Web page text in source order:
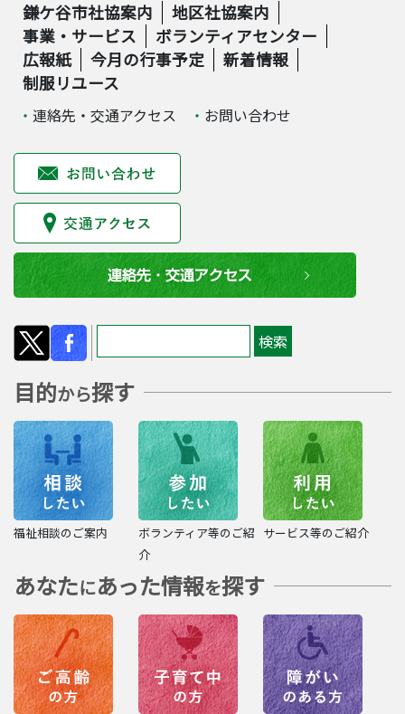
鎌ケ谷市社協案内
地区社協案内
事業・サービス
ボランティアセンター
広報紙
今月の行事予定
新着情報
制服リユース
連絡先・交通アクセス お問い合わせ
目的から探す
福祉相談のご案内
ボランティア等のご紹
介
サービス等のご紹介
あなたにあった情報を探す